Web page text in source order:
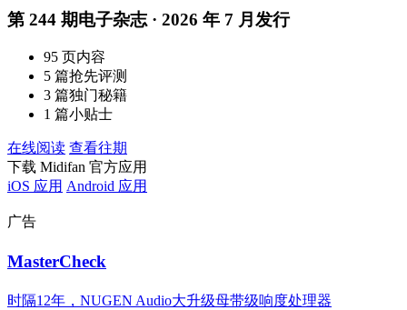
第 244 期电子杂志 · 2026 年 7 月发行
95 页内容
5 篇抢先评测
3 篇独门秘籍
1 篇小贴士
在线阅读 查看往期
下载 Midifan 官方应用
iOS 应用 Android 应用
广告
MasterCheck
时隔12年，NUGEN Audio大升级母带级响度处理器